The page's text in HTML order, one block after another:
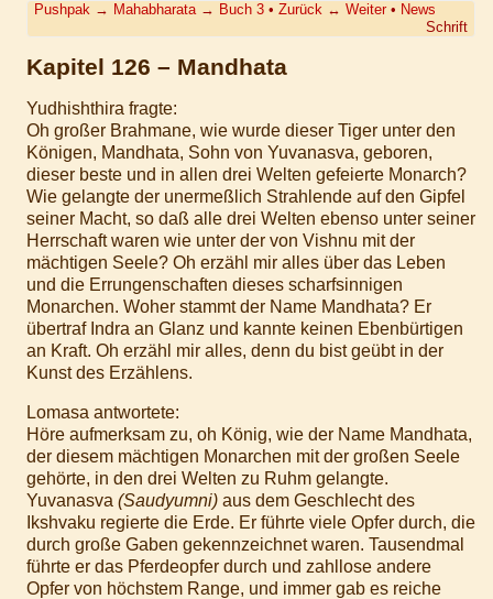
Pushpak → Mahabharata → Buch 3 •Zurück ↔ Weiter• News
Schrift
Kapitel 126 – Mandhata
Yudhishthira fragte:
Oh großer Brahmane, wie wurde dieser Tiger unter den
Königen, Mandhata, Sohn von Yuvanasva, geboren,
dieser beste und in allen drei Welten gefeierte Monarch?
Wie gelangte der unermeßlich Strahlende auf den Gipfel
seiner Macht, so daß alle drei Welten ebenso unter seiner
Herrschaft waren wie unter der von Vishnu mit der
mächtigen Seele? Oh erzähl mir alles über das Leben
und die Errungenschaften dieses scharfsinnigen
Monarchen. Woher stammt der Name Mandhata? Er
übertraf Indra an Glanz und kannte keinen Ebenbürtigen
an Kraft. Oh erzähl mir alles, denn du bist geübt in der
Kunst des Erzählens.
Lomasa antwortete:
Höre aufmerksam zu, oh König, wie der Name Mandhata,
der diesem mächtigen Monarchen mit der großen Seele
gehörte, in den drei Welten zu Ruhm gelangte.
Yuvanasva (Saudyumni) aus dem Geschlecht des
Ikshvaku regierte die Erde. Er führte viele Opfer durch, die
durch große Gaben gekennzeichnet waren. Tausendmal
führte er das Pferdeopfer durch und zahllose andere
Opfer von höchstem Range, und immer gab es reiche